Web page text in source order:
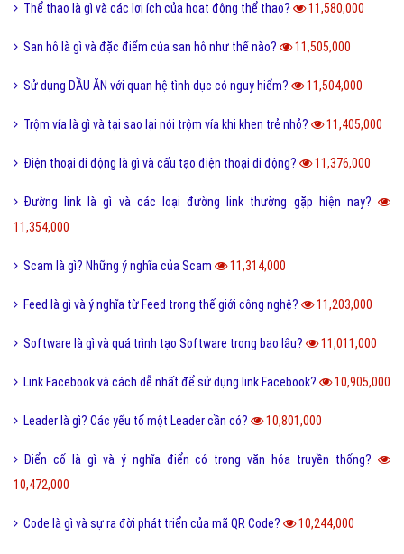
Thể thao là gì và các lợi ích của hoạt động thể thao? 11,580,000
San hô là gì và đặc điểm của san hô như thế nào? 11,505,000
Sử dụng DẦU ĂN với quan hệ tình dục có nguy hiểm? 11,504,000
Trộm vía là gì và tại sao lại nói trộm vía khi khen trẻ nhỏ? 11,405,000
Điện thoại di động là gì và cấu tạo điện thoại di động? 11,376,000
Đường link là gì và các loại đường link thường gặp hiện nay?
11,354,000
Scam là gì? Những ý nghĩa của Scam 11,314,000
Feed là gì và ý nghĩa từ Feed trong thế giới công nghệ? 11,203,000
Software là gì và quá trình tạo Software trong bao lâu? 11,011,000
Link Facebook và cách dễ nhất để sử dụng link Facebook? 10,905,000
Leader là gì? Các yếu tố một Leader cần có? 10,801,000
Điển cố là gì và ý nghĩa điển có trong văn hóa truyền thống?
10,472,000
Code là gì và sự ra đời phát triển của mã QR Code? 10,244,000